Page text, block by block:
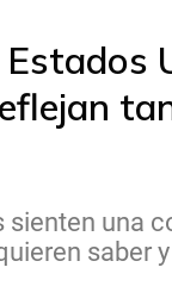
una
saber